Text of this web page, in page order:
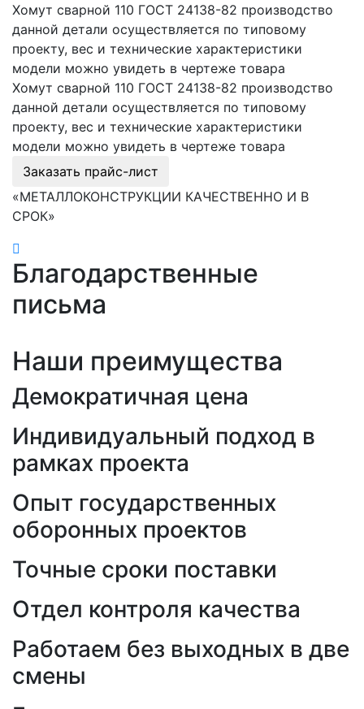
Хомут сварной 110 ГОСТ 24138-82 производство
данной детали осуществляется по типовому
проекту, вес и технические характеристики
модели можно увидеть в чертеже товара
Хомут сварной 110 ГОСТ 24138-82 производство
данной детали осуществляется по типовому
проекту, вес и технические характеристики
модели можно увидеть в чертеже товара
Заказать прайс-лист
«МЕТАЛЛОКОНСТРУКЦИИ КАЧЕСТВЕННО И В
СРОК»
Благодарственные
письма
Наши преимущества
Демократичная цена
Индивидуальный подход в
рамках проекта
Опыт государственных
оборонных проектов
Точные сроки поставки
Отдел контроля качества
Работаем без выходных в две
смены